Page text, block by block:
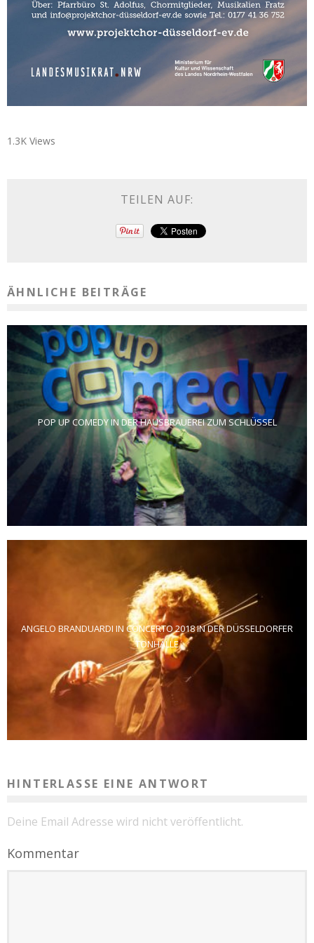
1.3K Views
TEILEN AUF:
ÄHNLICHE BEITRÄGE
POP UP COMEDY IN DER HAUSBRAUEREI ZUM SCHLÜSSEL
ANGELO BRANDUARDI IN CONCERTO 2018 IN DER DÜSSELDORFER
TONHALLE
HINTERLASSE EINE ANTWORT
Deine Email Adresse wird nicht veröffentlicht.
Kommentar